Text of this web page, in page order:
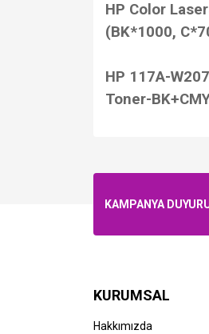
HP Color
(BK*1000,
HP 117A-
Toner-
KAMPANYA
KURUMSAL
Hakkımızda